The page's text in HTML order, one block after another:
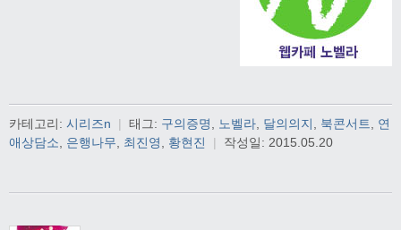
카테고리: 시리즈n | 태그: 구의증명 노벨라 달의의지 북콘서트
연
애상담소
은행나무 최진영 황현진 | 작성일: 2015.05.20